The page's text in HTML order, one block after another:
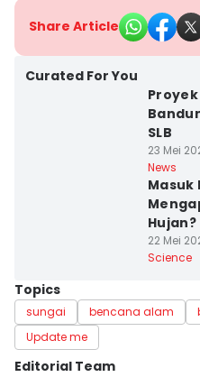
Share Article
Curated For You
SLB
23 Mei
News
Masuk
Hujan?
22 Mei
Science
Topics
sungai bencana alam
Update me
Editorial Team